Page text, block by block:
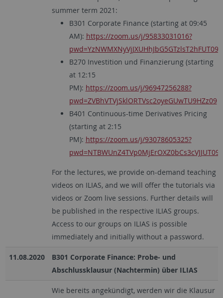
summer term 2021:
B301 Corporate Finance (starting at 09:45
AM): https://zoom.us/j/95833031016?
pwd=YzNWMXNyVjJXUHhJbG5GTzlsT2hFUT09
B270 Investition und Finanzierung (starting
at 12:15
PM): https://zoom.us/j/96947256288?
pwd=ZVBhVTVjSklORTVsc2oyeGUwTU9HZz09
B401 Continuous-time Derivatives Pricing
(starting at 2:15
PM): https://zoom.us/j/93078605325?
pwd=NTBWUnZ4TVp0MjErOXZ0bCs3cVJJUT09
For the lectures, we provide on-demand teaching
videos on ILIAS, and we will offer the tutorials via
videos or Zoom live sessions. Further details will
be published in the respective ILIAS groups.
Access to our groups on ILIAS is possible
immediately and initially without a password.
11.08.2020
B301 Corporate Finance: Probe- und
Abschlussklausur (Nachtermin) über ILIAS
Wie bereits angekündigt, werden wir die Klausur